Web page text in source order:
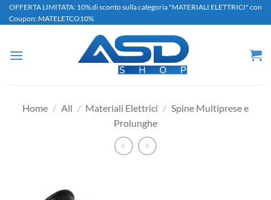
Salta
ai
OFFERTA LIMITATA: 10% di sconto sulla categoria "MATERIALI ELETTRICI" con
Coupon: MATELETCO10%
Home / All / Materiali Elettrici / Spine Multiprese e
Prolunghe